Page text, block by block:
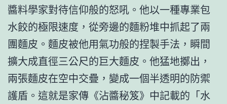
醬料學家對待信仰般的怒吼。他以一種專業包
水餃的極限速度，從旁邊的麵粉堆中抓起了兩
團麵皮。麵皮被他用氣功般的捏製手法，瞬間
擴大成直徑三公尺的巨大麵皮。他猛地擲出，
兩張麵皮在空中交疊，變成一個半透明的防禦
護盾。這就是家傳《沾醬秘笈》中記載的「水